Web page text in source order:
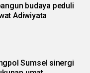
budaya peduli
Adiwiyata
Sumsel sinergi